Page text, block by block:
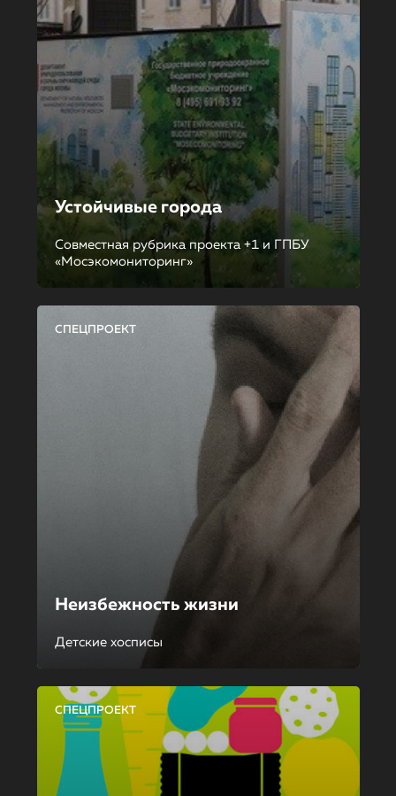
Устойчивые города
Совместная рубрика проекта +1 и ГПБУ
«Мосэкомониторинг»
СПЕЦПРОЕКТ
Неизбежность жизни
Детские хосписы
СПЕЦПРОЕКТ